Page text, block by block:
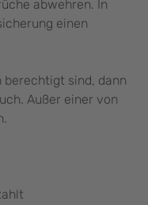
abwehren. In
einen
berechtigt sind, dann
Außer einer von